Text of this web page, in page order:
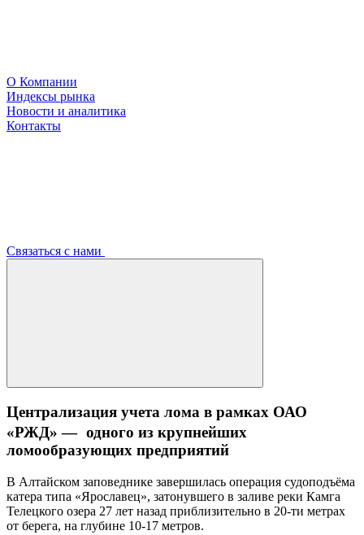
О Компании
Индексы рынка
Новости и аналитика
Контакты
Связаться с нами
Централизация учета лома в рамках ОАО
«РЖД» — одного из крупнейших
ломообразующих предприятий
В Алтайском заповеднике завершилась операция судоподъёма
катера типа «Ярославец», затонувшего в заливе реки Камга
Телецкого озера 27 лет назад приблизительно в 20-ти метрах
от берега, на глубине 10-17 метров.